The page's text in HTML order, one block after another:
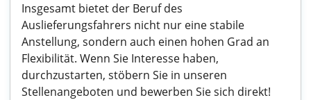
Insgesamt bietet der Beruf des
Auslieferungsfahrers nicht nur eine stabile
Anstellung, sondern auch einen hohen Grad an
Flexibilität. Wenn Sie Interesse haben,
durchzustarten, stöbern Sie in unseren
Stellenangeboten und bewerben Sie sich direkt!